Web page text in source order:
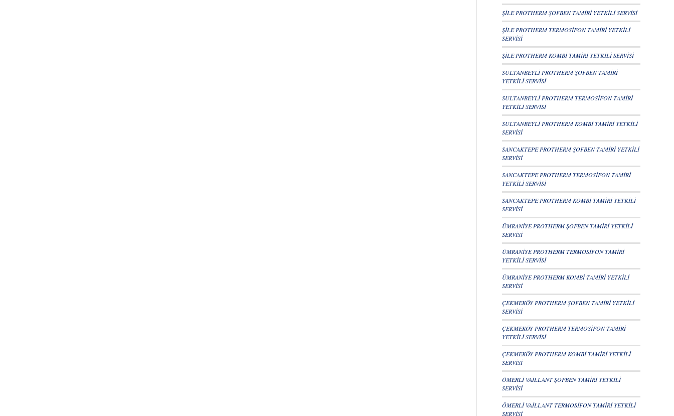
ŞİLE PROTHERM ŞOFBEN TAMİRİ YETKİLİ SERVİSİ
ŞİLE PROTHERM TERMOSİFON TAMİRİ YETKİLİ
SERVİSİ
ŞİLE PROTHERM KOMBİ TAMİRİ YETKİLİ SERVİSİ
SULTANBEYLİ PROTHERM ŞOFBEN TAMİRİ
YETKİLİ SERVİSİ
SULTANBEYLİ PROTHERM TERMOSİFON TAMİRİ
YETKİLİ SERVİSİ
SULTANBEYLİ PROTHERM KOMBİ TAMİRİ YETKİLİ
SERVİSİ
SANCAKTEPE PROTHERM ŞOFBEN TAMİRİ YETKİLİ
SERVİSİ
SANCAKTEPE PROTHERM TERMOSİFON TAMİRİ
YETKİLİ SERVİSİ
SANCAKTEPE PROTHERM KOMBİ TAMİRİ YETKİLİ
SERVİSİ
ÜMRANİYE PROTHERM ŞOFBEN TAMİRİ YETKİLİ
SERVİSİ
ÜMRANİYE PROTHERM TERMOSİFON TAMİRİ
YETKİLİ SERVİSİ
ÜMRANİYE PROTHERM KOMBİ TAMİRİ YETKİLİ
SERVİSİ
ÇEKMEKÖY PROTHERM ŞOFBEN TAMİRİ YETKİLİ
SERVİSİ
ÇEKMEKÖY PROTHERM TERMOSİFON TAMİRİ
YETKİLİ SERVİSİ
ÇEKMEKÖY PROTHERM KOMBİ TAMİRİ YETKİLİ
SERVİSİ
ÖMERLİ VAİLLANT ŞOFBEN TAMİRİ YETKİLİ
SERVİSİ
ÖMERLİ VAİLLANT TERMOSİFON TAMİRİ YETKİLİ
SERVİSİ